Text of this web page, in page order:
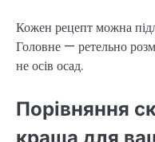
Кожен рецепт можна
Головне — ретельно
не осів осад.
Порівняння